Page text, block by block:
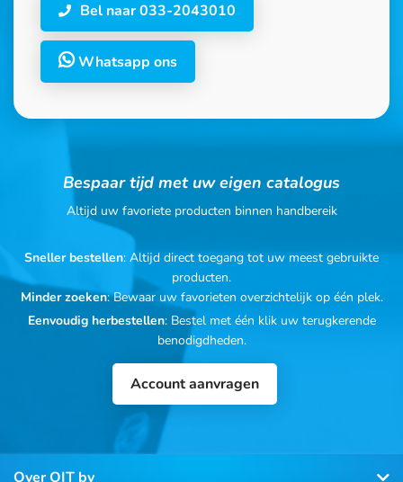
Bel naar 033-2043010
Whatsapp ons
Bespaar tijd met uw eigen catalogus
Altijd uw favoriete producten binnen handbereik
Sneller bestellen: Altijd direct toegang tot uw meest gebruikte
producten.
Minder zoeken: Bewaar uw favorieten overzichtelijk op één plek.
Eenvoudig herbestellen: Bestel met één klik uw terugkerende
benodigdheden.
Account aanvragen
Over OIT bv